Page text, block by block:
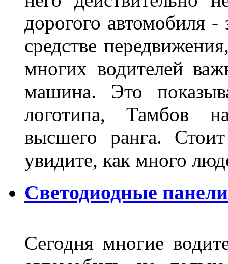
дорогого автомобиля
средстве
многих водителей
машина. Это
логотипа, Тамбов
высшего ранга.
увидите, как много
Светодиодные
Сегодня многие